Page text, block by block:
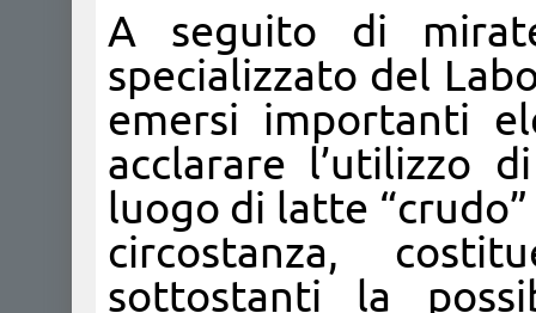
A seguito di
specializzato del
emersi importanti
acclarare l’utilizzo
luogo di latte
circostanza,
sottostanti la